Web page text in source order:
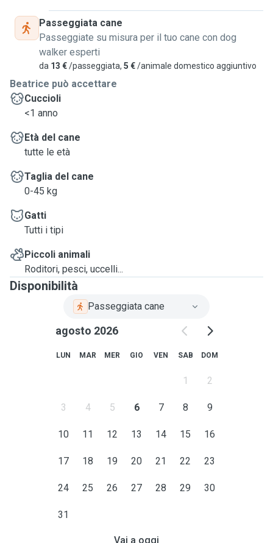
Passeggiata cane
Passeggiate su misura per il tuo cane con dog
walker esperti
da 13 €/passeggiata, 5 €/animale domestico aggiuntivo
Beatrice può accettare
Cuccioli
<1 anno
Età del cane
tutte le età
Taglia del cane
0-45 kg
Gatti
Tutti i tipi
Piccoli animali
Roditori, pesci, uccelli...
Disponibilità
Passeggiata cane
agosto 2026
LUN MAR MER GIO VEN SAB DOM
1 2
3 4 5 6 7 8 9
10 11 12 13 14 15 16
17 18 19 20 21 22 23
24 25 26 27 28 29 30
31
Vai a oggi